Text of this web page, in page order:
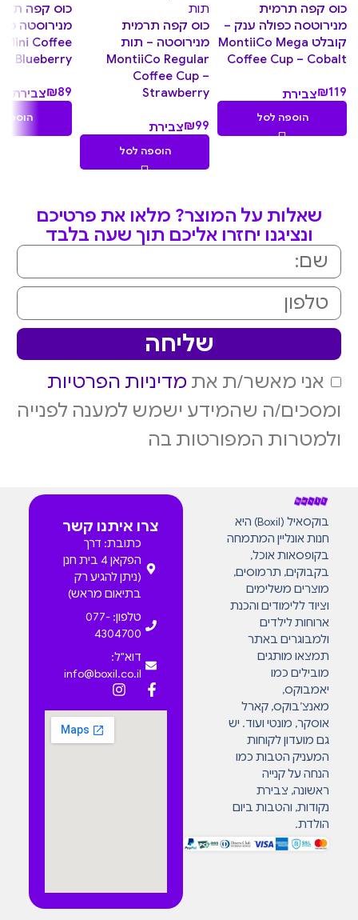
כוס קפה תרמית
מנירוטסה כפולה ענק –
קובלט MontiiCo Mega
Coffee Cup – Cobalt
₪119
צבירת
הוספה לסל
כוס קפה תרמית
מנירוסטה – תות
MontiiCo Regular
Coffee Cup –
Strawberry
₪99
צבירת
הוספה לסל
כוס קפה
מנירוסטה
Mini Coffee
– Blueberry
₪89
צבירת
הוספה
שאלות על המוצר? מלאו את פרטיכם
ונציגנו יחזרו אליכם תוך שעה בלבד
אני מאשר/ת את מדיניות הפרטיות
ומסכים/ה שהמידע ישמש למענה לפנייה
ולמטרות המפורטות בה
שליחה
בוקסאיל (Boxil) היא
חנות אונליין המתמחה
בקופסאות אוכל,
בקבוקים, תרמוסים,
מוצרים משלימים
וציוד ללימודים והכנת
ארוחות לילדים
ולמבוגרים באתר
תמצאו מותגים
מובילים כמו
יאמבוקס,
מאנצ’בוקס, קארל
אוסקר, מונטי ועוד. יש
גם מועדון לקוחות
המעניק הטבות כמו
הנחה על קנייה
ראשונה, צבירת
נקודות, והטבות ביום
הולדת.
צרו איתנו קשר
כתובת: דרך
הפקאן 4 בית חנן
(ניתן להגיע רק
בתיאום מראש)
טלפון: 077-
4304700
דוא"ל:
info@boxil.co.il